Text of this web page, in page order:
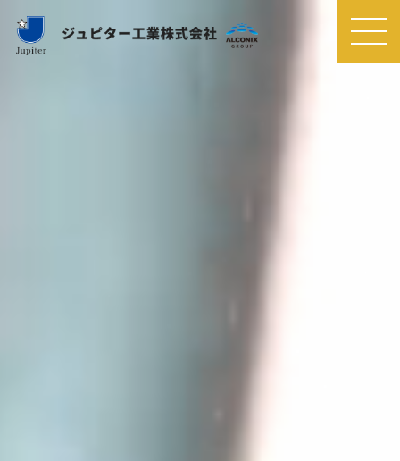
MEN
U